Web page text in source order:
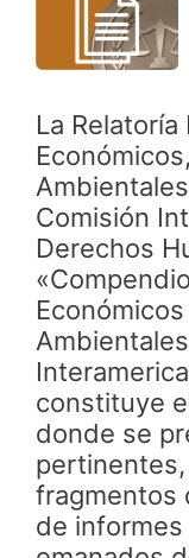
La
Comisión
Derechos
constituye
donde se
fragmentos
de